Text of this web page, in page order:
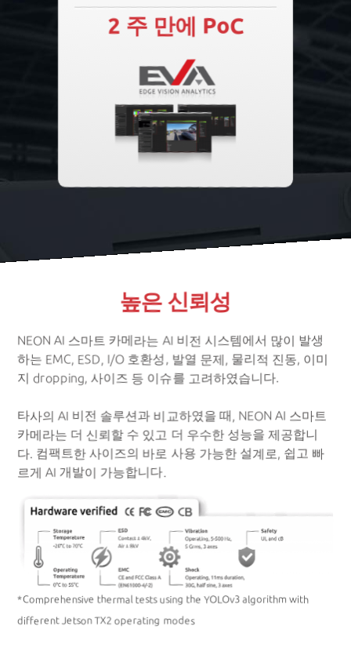
2 주 만에 PoC
높은 신뢰성
NEON AI 스마트 카메라는 AI 비전 시스템에서 많이 발생
하는 EMC, ESD, I/O 호환성, 발열 문제, 물리적 진동, 이미
지 dropping, 사이즈 등 이슈를 고려하였습니다.
타사의 AI 비전 솔루션과 비교하였을 때, NEON AI 스마트
카메라는 더 신뢰할 수 있고 더 우수한 성능을 제공합니
다. 컴팩트한 사이즈의 바로 사용 가능한 설계로, 쉽고 빠
르게 AI 개발이 가능합니다.
*Comprehensive thermal tests using the YOLOv3 algorithm with
different Jetson TX2 operating modes